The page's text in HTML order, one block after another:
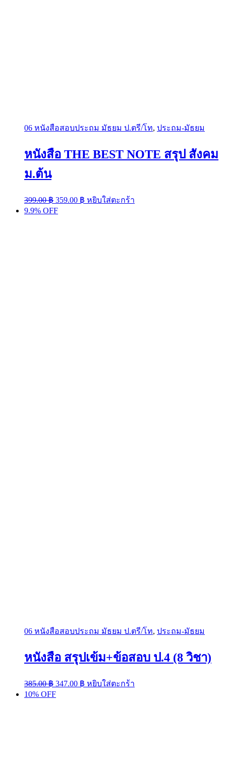
06 หนังสือสอบประถม มัธยม ป.ตรี/โท, ประถม-มัธยม
หนังสือ THE BEST NOTE สรุป สังคม
ม.ต้น
399.00฿ Original
price
was:
359.00 ฿ Current
price
หยิบใส่ตะกร้า
9.9% OFF
06 หนังสือสอบประถม มัธยม ป.ตรี/โท, ประถม-มัธยม
หนังสือ สรุปเข้ม+ข้อสอบ ป.4 (8 วิชา)
385.00฿ Original
price
was:
347.00 ฿ Current
price
หยิบใส่ตะกร้า
10% OFF